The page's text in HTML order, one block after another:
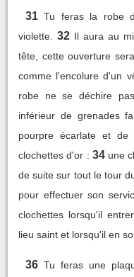
31 Tu feras la robe
violette.
32 Il aura au
tête, cette ouverture
comme l'encolure d'un
robe ne se déchire pas.
inférieur de grenades
pourpre écarlate et de
clochettes d'or : 34 une
de suite sur tout le tour
pour effectuer son
clochettes lorsqu'il
lieu saint et lorsqu'il en
36 Tu feras une